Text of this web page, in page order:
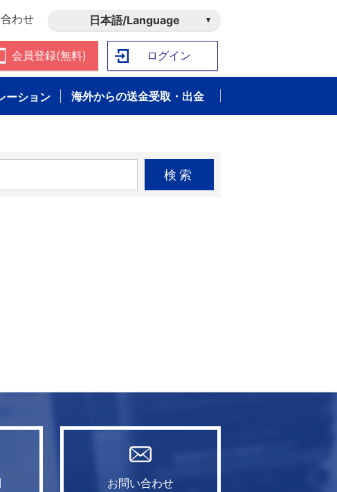
わせ 日本語/Language
会員登録(無料) ログイン
ーション 海外からの送金受取・出金
検索
お問い合わせ